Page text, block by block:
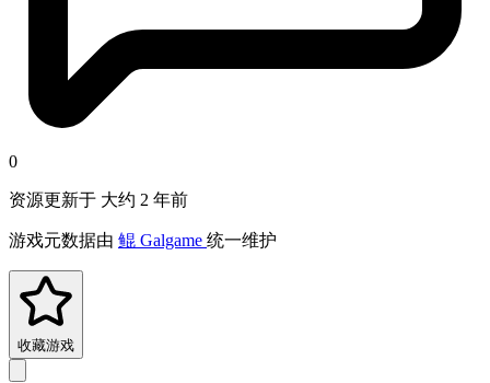
0
资源更新于 大约 2 年前
游戏元数据由 鲲 Galgame 统一维护
收藏游戏